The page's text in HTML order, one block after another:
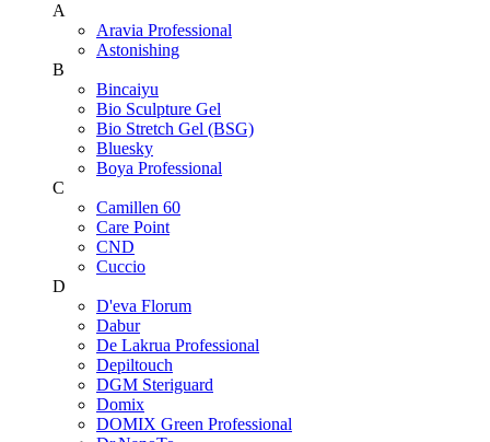
A
Aravia Professional
Astonishing
B
Bincaiyu
Bio Sculpture Gel
Bio Stretch Gel (BSG)
Bluesky
Boya Professional
C
Camillen 60
Care Point
CND
Cuccio
D
D'eva Florum
Dabur
De Lakrua Professional
Depiltouch
DGM Steriguard
Domix
DOMIX Green Professional